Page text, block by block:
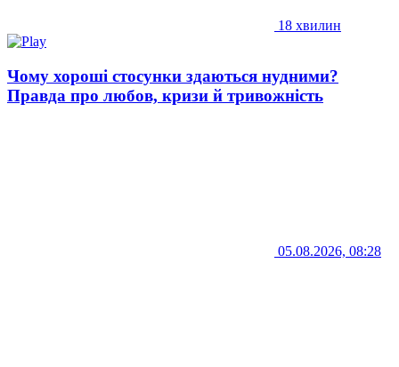
18 хвилин
Чому хороші стосунки здаються нудними?
Правда про любов, кризи й тривожність
05.08.2026, 08:28